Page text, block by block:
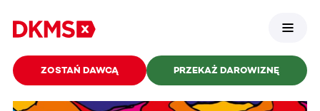
ZOSTAŃ DAWCĄ PRZEKAŻ DAROWIZNĘ